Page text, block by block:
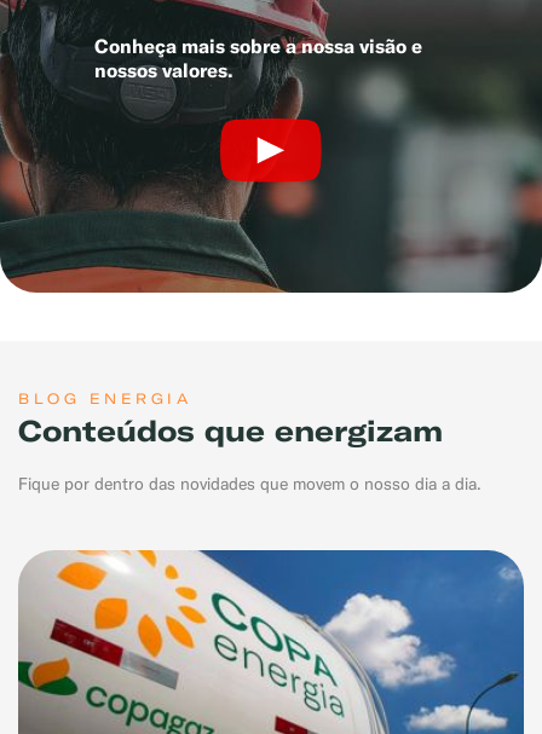
Conheça mais sobre a nossa visão e
nossos valores.
BLOG ENERGIA
Conteúdos que energizam
Fique por dentro das novidades que movem o nosso dia a dia.